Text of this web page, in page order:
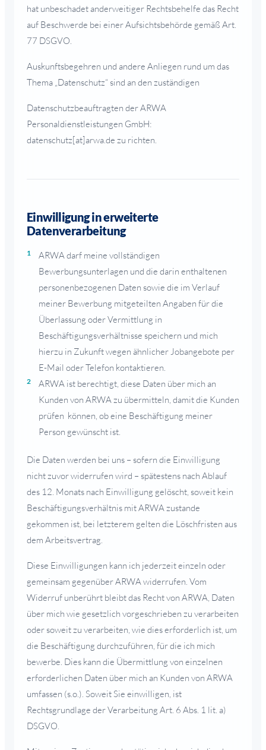
hat unbeschadet anderweitiger Rechtsbehelfe das Recht
auf Beschwerde bei einer Aufsichtsbehörde gemäß Art.
77 DSGVO.
Auskunftsbegehren und andere Anliegen rund um das
Thema „Datenschutz“ sind an den zuständigen
Datenschutzbeauftragten der ARWA
Personaldienstleistungen GmbH:
datenschutz[at]arwa.de zu richten.
Einwilligung in erweiterte
Datenverarbeitung
ARWA darf meine vollständigen
Bewerbungsunterlagen und die darin enthaltenen
personenbezogenen Daten sowie die im Verlauf
meiner Bewerbung mitgeteilten Angaben für die
Überlassung oder Vermittlung in
Beschäftigungsverhältnisse speichern und mich
hierzu in Zukunft wegen ähnlicher Jobangebote per
E-Mail oder Telefon kontaktieren.
ARWA ist berechtigt, diese Daten über mich an
Kunden von ARWA zu übermitteln, damit die Kunden
prüfen können, ob eine Beschäftigung meiner
Person gewünscht ist.
Die Daten werden bei uns – sofern die Einwilligung
nicht zuvor widerrufen wird – spätestens nach Ablauf
des 12. Monats nach Einwilligung gelöscht, soweit kein
Beschäftigungsverhältnis mit ARWA zustande
gekommen ist, bei letzterem gelten die Löschfristen aus
dem Arbeitsvertrag.
Diese Einwilligungen kann ich jederzeit einzeln oder
gemeinsam gegenüber ARWA widerrufen. Vom
Widerruf unberührt bleibt das Recht von ARWA, Daten
über mich wie gesetzlich vorgeschrieben zu verarbeiten
oder soweit zu verarbeiten, wie dies erforderlich ist, um
die Beschäftigung durchzuführen, für die ich mich
bewerbe. Dies kann die Übermittlung von einzelnen
erforderlichen Daten über mich an Kunden von ARWA
umfassen (s.o.). Soweit Sie einwilligen, ist
Rechtsgrundlage der Verarbeitung Art. 6 Abs. 1 lit. a)
DSGVO.